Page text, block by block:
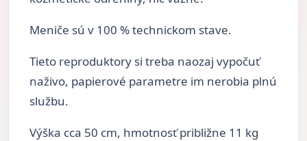
Meniče sú v 100 % technickom stave.
Tieto reproduktory si treba naozaj vypočuť
naživo, papierové parametre im nerobia plnú
službu.
Výška cca 50 cm, hmotnosť približne 11 kg